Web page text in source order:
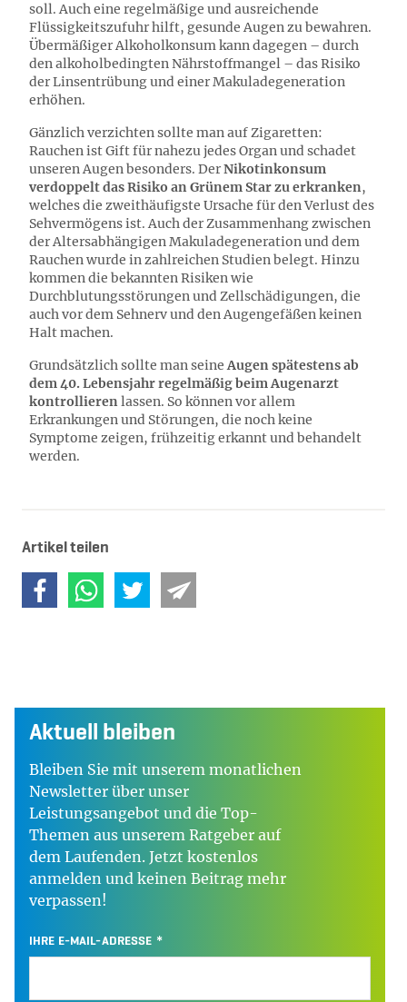
soll. Auch eine regelmäßige und ausreichende
Flüssigkeitszufuhr hilft, gesunde Augen zu bewahren.
Übermäßiger Alkoholkonsum kann dagegen – durch
den alkoholbedingten Nährstoffmangel – das Risiko
der Linsentrübung und einer Makuladegeneration
erhöhen.
Gänzlich verzichten sollte man auf Zigaretten:
Rauchen ist Gift für nahezu jedes Organ und schadet
unseren Augen besonders. DerNikotinkonsum
verdoppelt das Risiko an Grünem Star zu erkranken,
welches die zweithäufigste Ursache für den Verlust des
Sehvermögens ist. Auch der Zusammenhang zwischen
der Altersabhängigen Makuladegeneration und dem
Rauchen wurde in zahlreichen Studien belegt. Hinzu
kommen die bekannten Risiken wie
Durchblutungsstörungen und Zellschädigungen, die
auch vor dem Sehnerv und den Augengefäßen keinen
Halt machen.
Grundsätzlich sollte man seineAugen spätestens ab
dem 40. Lebensjahr regelmäßig beim Augenarzt
kontrollierenlassen. So können vor allem
Erkrankungen und Störungen, die noch keine
Symptome zeigen, frühzeitig erkannt und behandelt
werden.
Artikel teilen
Aktuell bleiben
Bleiben Sie mit unserem monatlichen
Newsletter über unser
Leistungsangebot und die Top-
Themen aus unserem Ratgeber auf
dem Laufenden. Jetzt kostenlos
anmelden und keinen Beitrag mehr
verpassen!
IHRE E-MAIL-ADRESSE